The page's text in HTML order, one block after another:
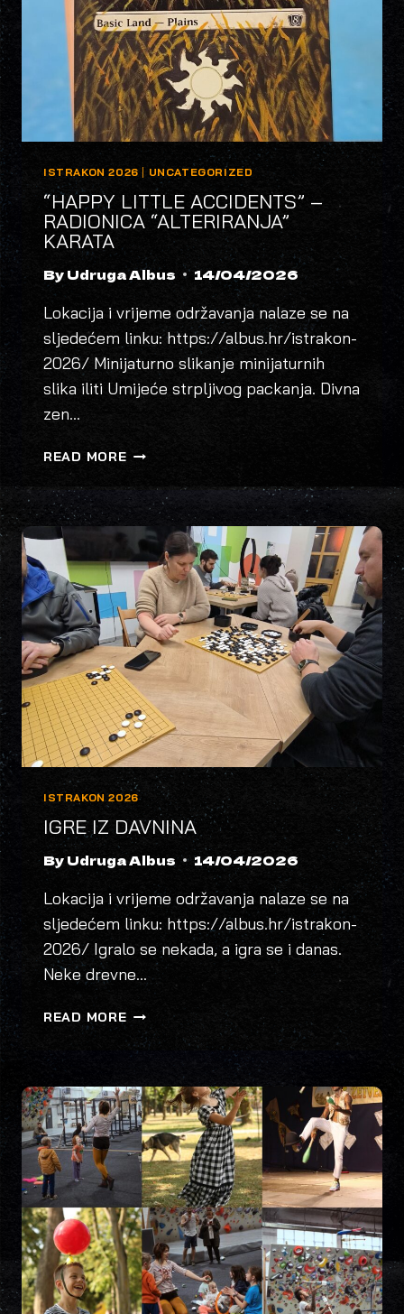
ISTRAKON 2026 | UNCATEGORIZED
“HAPPY LITTLE ACCIDENTS” –
RADIONICA “ALTERIRANJA”
KARATA
ByUdruga Albus 14/04/2026
Lokacija i vrijeme održavanja nalaze se na
sljedećem linku: https://albus.hr/istrakon-
2026/ Minijaturno slikanje minijaturnih
slika iliti Umijeće strpljivog packanja. Divna
zen…
READ MORE“HAPPY
ACCIDENTS”
–
RADIONICA
“ALTERIRANJA”
KARATA
ISTRAKON 2026
IGRE IZ DAVNINA
ByUdruga Albus 14/04/2026
Lokacija i vrijeme održavanja nalaze se na
sljedećem linku: https://albus.hr/istrakon-
2026/ Igralo se nekada, a igra se i danas.
Neke drevne…
READ MOREIGRE
DAVNINA